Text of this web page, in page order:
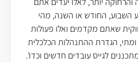
השבוע, החודש או השנה, מהי
שאתם מקדמים ואלו פעולות
ומתי, הגדרת ההתנהלות הכלכלית
לגייס עובדים חדשים וכדו'.